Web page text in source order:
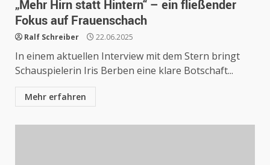
„Mehr Hirn statt Hintern“ – ein fließender
Fokus auf Frauenschach
Ralf Schreiber 22.06.2025
In einem aktuellen Interview mit dem Stern bringt
Schauspielerin Iris Berben eine klare Botschaft...
Mehr erfahren